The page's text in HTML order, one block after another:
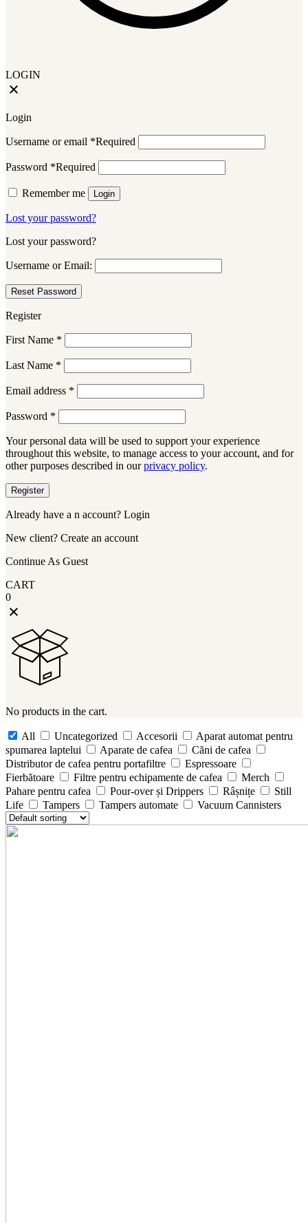
LOGIN
Login
Username or email *Required
Password *Required
Remember me Login
Lost your password?
Lost your password?
Username or Email:
Register
First Name *
Last Name *
Email address *
Password *
Your personal data will be used to support your experience
throughout this website, to manage access to your account, and for
other purposes described in ourprivacy policy.
Register
Already have a n account? Login
New client? Create an account
Continue As Guest
CART
0
No products in the cart.
All Uncategorized Accesorii
Aparat automat pentru
spumarea laptelui
Aparate de cafea
Căni de cafea
Distributor de cafea pentru portafiltre
Espressoare
Fierbătoare
Filtre pentru echipamente de cafea
Merch
Pahare pentru cafea
Pour-over și Drippers Râșnițe
Still
Life
Tampers Tampers automate Vacuum Cannisters